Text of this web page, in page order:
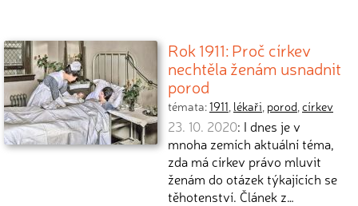
Rok 1911: Proč církev
nechtěla ženám usnadnit
porod
témata:1911, lékaři, porod,církev
23. 10. 2020: I dnes je v
mnoha zemích aktuální téma,
zda má církev právo mluvit
ženám do otázek týkajících se
těhotenství. Článek z…